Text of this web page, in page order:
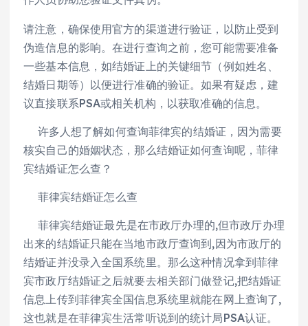
请注意，确保使用官方的渠道进行验证，以防止受到
伪造信息的影响。在进行查询之前，您可能需要准备
一些基本信息，如结婚证上的关键细节（例如姓名、
结婚日期等）以便进行准确的验证。如果有疑虑，建
议直接联系PSA或相关机构，以获取准确的信息。
许多人想了解如何查询菲律宾的结婚证，因为需要
核实自己的婚姻状态，那么结婚证如何查询呢，菲律
宾结婚证怎么查？
菲律宾结婚证怎么查
菲律宾结婚证最先是在市政厅办理的,但市政厅办理
出来的结婚证只能在当地市政厅查询到,因为市政厅的
结婚证并没录入全国系统里。那么这种情况拿到菲律
宾市政厅结婚证之后就要去相关部门做登记,把结婚证
信息上传到菲律宾全国信息系统里就能在网上查询了,
这也就是在菲律宾生活常听说到的统计局PSA认证。